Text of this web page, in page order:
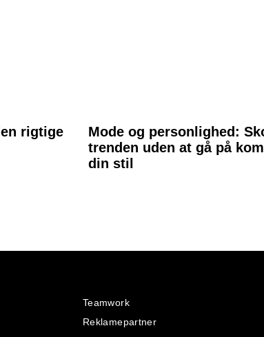
rigtige
Mode og personlighed:
trenden uden at gå på
din stil
Teamwork
Reklamepartner